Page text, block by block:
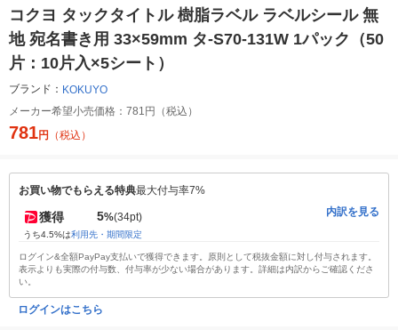
コクヨ タックタイトル 樹脂ラベル ラベルシール 無
地 宛名書き用 33×59mm タ-S70-131W 1パック（50
片：10片入×5シート）
ブランド： KOKUYO
メーカー希望小売価格： 781円（税込）
781円 （税込）
お買い物でもらえる特典最大付与率7%
獲得 5%(34pt)
うち4.5%は利用先・期間限定
内訳を見る
ログイン&全額PayPay支払いで獲得できます。原則として税抜金額に対し付与されます。
表示よりも実際の付与数、付与率が少ない場合があります。詳細は内訳からご確認くださ
い。
ログインはこちら